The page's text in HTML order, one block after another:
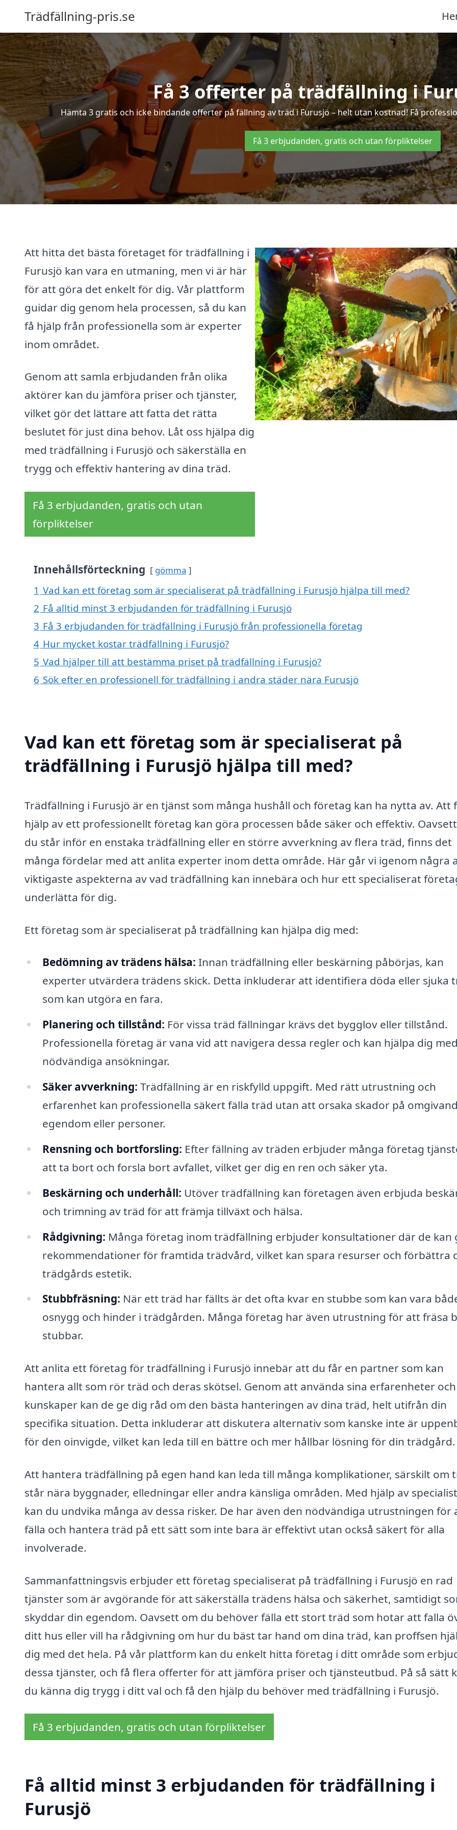
Trädfällning-pris.se
Få 3 offerter på trädfällning i
Hämta 3 gratis och icke bindande offerter på fällning av träd i Furusjö – helt utan kostnad! Få
Få 3 erbjudanden, gratis och utan förpliktelser
Att hitta det bästa företaget för trädfällning i
Furusjö kan vara en utmaning, men vi är här
för att göra det enkelt för dig. Vår plattform
guidar dig genom hela processen, så du kan
få hjälp från professionella som är experter
inom området.
Genom att samla erbjudanden från olika
aktörer kan du jämföra priser och tjänster,
vilket gör det lättare att fatta det rätta
beslutet för just dina behov. Låt oss hjälpa dig
med trädfällning i Furusjö och säkerställa en
trygg och effektiv hantering av dina träd.
Få 3 erbjudanden, gratis och utan
förpliktelser
Innehållsförteckning gömma
1 Vad kan ett företag som är specialiserat på trädfällning i Furusjö hjälpa till med?
2 Få alltid minst 3 erbjudanden för trädfällning i Furusjö
3 Få 3 erbjudanden för trädfällning i Furusjö från professionella företag
4 Hur mycket kostar trädfällning i Furusjö?
5 Vad hjälper till att bestämma priset på trädfällning i Furusjö?
6 Sök efter en professionell för trädfällning i andra städer nära Furusjö
Vad kan ett företag som är specialiserat på
trädfällning i Furusjö hjälpa till med?
Trädfällning i Furusjö är en tjänst som många hushåll och företag kan ha nytta av. Att
hjälp av ett professionellt företag kan göra processen både säker och effektiv.
du står inför en enstaka trädfällning eller en större avverkning av flera träd, finns det
många fördelar med att anlita experter inom detta område. Här går vi igenom några
viktigaste aspekterna av vad trädfällning kan innebära och hur ett specialiserat
underlätta för dig.
Ett företag som är specialiserat på trädfällning kan hjälpa dig med:
Bedömning av trädens hälsa: Innan trädfällning eller beskärning påbörjas, kan
experter utvärdera trädens skick. Detta inkluderar att identifiera döda eller sjuka
som kan utgöra en fara.
Planering och tillstånd: För vissa träd fällningar krävs det bygglov eller tillstånd.
Professionella företag är vana vid att navigera dessa regler och kan hjälpa dig med
nödvändiga ansökningar.
Säker avverkning: Trädfällning är en riskfylld uppgift. Med rätt utrustning och
erfarenhet kan professionella säkert fälla träd utan att orsaka skador på
egendom eller personer.
Rensning och bortforsling: Efter fällning av träden erbjuder många företag
att ta bort och forsla bort avfallet, vilket ger dig en ren och säker yta.
Beskärning och underhåll: Utöver trädfällning kan företagen även erbjuda
och trimning av träd för att främja tillväxt och hälsa.
Rådgivning: Många företag inom trädfällning erbjuder konsultationer där de kan
rekommendationer för framtida trädvård, vilket kan spara resurser och förbättra
trädgårds estetik.
Stubbfräsning: När ett träd har fällts är det ofta kvar en stubbe som kan vara
osnygg och hinder i trädgården. Många företag har även utrustning för att fräsa
stubbar.
Att anlita ett företag för trädfällning i Furusjö innebär att du får en partner som kan
hantera allt som rör träd och deras skötsel. Genom att använda sina erfarenheter och
kunskaper kan de ge dig råd om den bästa hanteringen av dina träd, helt utifrån din
specifika situation. Detta inkluderar att diskutera alternativ som kanske inte är
för den oinvigde, vilket kan leda till en bättre och mer hållbar lösning för din trädgård.
Att hantera trädfällning på egen hand kan leda till många komplikationer, särskilt om
står nära byggnader, elledningar eller andra känsliga områden. Med hjälp av
kan du undvika många av dessa risker. De har även den nödvändiga utrustningen för
fälla och hantera träd på ett sätt som inte bara är effektivt utan också säkert för alla
involverade.
Sammanfattningsvis erbjuder ett företag specialiserat på trädfällning i Furusjö en rad
tjänster som är avgörande för att säkerställa trädens hälsa och säkerhet, samtidigt
skyddar din egendom. Oavsett om du behöver fälla ett stort träd som hotar att falla
ditt hus eller vill ha rådgivning om hur du bäst tar hand om dina träd, kan proffsen
dig med det hela. På vår plattform kan du enkelt hitta företag i ditt område som
dessa tjänster, och få flera offerter för att jämföra priser och tjänsteutbud. På så sätt
du känna dig trygg i ditt val och få den hjälp du behöver med trädfällning i Furusjö.
Få 3 erbjudanden, gratis och utan förpliktelser
Få alltid minst 3 erbjudanden för trädfällning i
Furusjö